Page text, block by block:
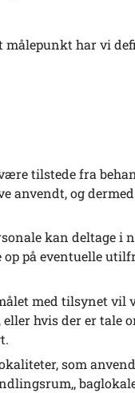
målepunkt har vi
tilstede fra
anvendt, og
kan deltage i
op på eventuelle
med tilsynet
hvis der er tale
som